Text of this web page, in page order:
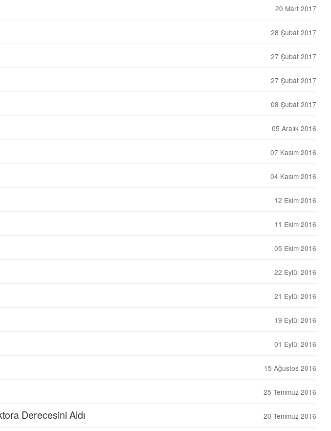
20 Mart 2017
28 Şubat 2017
27 Şubat 2017
27 Şubat 2017
08 Şubat 2017
05 Aralık 2016
07 Kasım 2016
04 Kasım 2016
12 Ekim 2016
11 Ekim 2016
05 Ekim 2016
22 Eylül 2016
21 Eylül 2016
19 Eylül 2016
01 Eylül 2016
15 Ağustos 2016
25 Temmuz 2016
Derecesini Aldı 20 Temmuz 2016